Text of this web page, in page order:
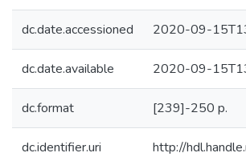
dc.date.accessioned 2020-09-
dc.date.available 2020-09-
dc.format [239]-250 p.
dc.identifier.uri http://